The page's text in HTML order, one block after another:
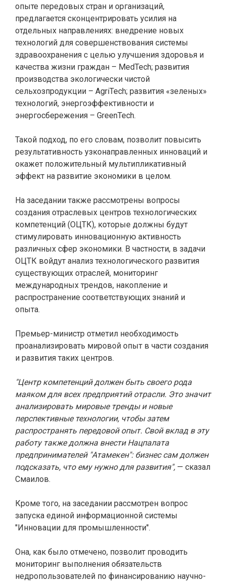
опыте передовых стран и организаций,
предлагается сконцентрировать усилия на
отдельных направлениях: внедрение новых
технологий для совершенствования системы
здравоохранения с целью улучшения здоровья и
качества жизни граждан – MedTech; развития
производства экологически чистой
сельхозпродукции – AgriTech; развития «зеленых»
технологий, энергоэффективности и
энергосбережения – GreenTech.
Такой подход, по его словам, позволит повысить
результативность узконаправленных инноваций и
окажет положительный мультипликативный
эффект на развитие экономики в целом.
На заседании также рассмотрены вопросы
создания отраслевых центров технологических
компетенций (ОЦТК), которые должны будут
стимулировать инновационную активность
различных сфер экономики. В частности, в задачи
ОЦТК войдут анализ технологического развития
существующих отраслей, мониторинг
международных трендов, накопление и
распространение соответствующих знаний и
опыта.
Премьер-министр отметил необходимость
проанализировать мировой опыт в части создания
и развития таких центров.
"Центр компетенций должен быть своего рода
маяком для всех предприятий отрасли. Это значит
анализировать мировые тренды и новые
перспективные технологии, чтобы затем
распространять передовой опыт. Свой вклад в эту
работу также должна внести Нацпалата
предпринимателей "Атамекен": бизнес сам должен
подсказать, что ему нужно для развития", — сказал
Смаилов.
Кроме того, на заседании рассмотрен вопрос
запуска единой информационной системы
"Инновации для промышленности".
Она, как было отмечено, позволит проводить
мониторинг выполнения обязательств
недропользователей по финансированию научно-